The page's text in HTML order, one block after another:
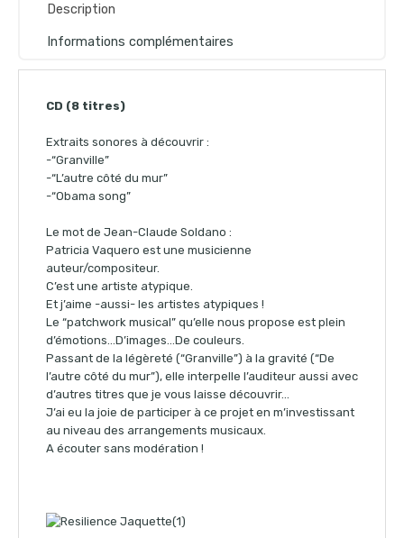
Description
Informations complémentaires
CD (8 titres)
Extraits sonores à découvrir :
-“Granville”
-“L’autre côté du mur”
-“Obama song”
Le mot de Jean-Claude Soldano :
Patricia Vaquero est une musicienne
auteur/compositeur.
C’est une artiste atypique.
Et j’aime -aussi- les artistes atypiques !
Le “patchwork musical” qu’elle nous propose est plein
d’émotions…D’images…De couleurs.
Passant de la légèreté (“Granville”) à la gravité (“De
l’autre côté du mur”), elle interpelle l’auditeur aussi avec
d’autres titres que je vous laisse découvrir…
J’ai eu la joie de participer à ce projet en m’investissant
au niveau des arrangements musicaux.
A écouter sans modération !